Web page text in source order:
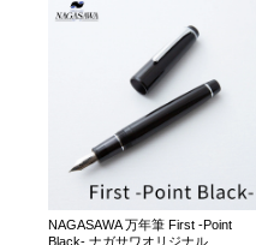
NAGASAWA 万年筆 First -Point
Black- ナガサワオリジナル